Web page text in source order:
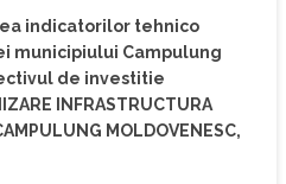
indicatorilor tehnico
municipiului Campulung
de investitie
INFRASTRUCTURA
MOLDOVENESC,